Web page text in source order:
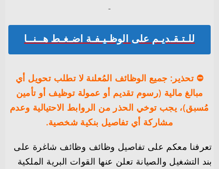
-‏
للـتـقـديـم على الوظـيـفـة اضـغـط هــنــا
⛔️ تحذير: جميع الوظائف المُعلنة لا تطلب تحويل أي
مبالغ مالية (رسوم تقديم أو عمولة توظيف أو تأمين
مُسبق)، يجب توخي الحذر من الروابط الاحتيالية وعدم
مشاركة أي تفاصيل بنكية شخصية.
تعرفنا معكم على تفاصيل وظائف وظائف شاغرة على
بند التشغيل والصيانة تعلن عنها القوات البرية الملكية